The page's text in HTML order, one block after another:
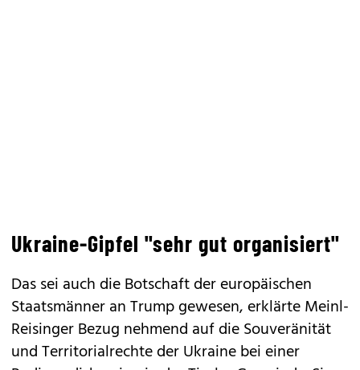
Ukraine-Gipfel "sehr gut organisiert"
Das sei auch die Botschaft der europäischen
Staatsmänner an Trump gewesen, erklärte Meinl-
Reisinger Bezug nehmend auf die Souveränität
und Territorialrechte der Ukraine bei einer